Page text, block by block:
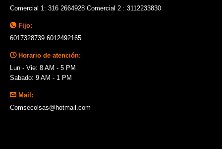
Comercial 1: 316 2664928 Comercial 2 : 3112233830
Fijo:
6017328739 6012492165
Horario de atención:
Lun - Vie: 8 AM - 5 PM
Sabado: 9 AM - 1 PM
Mail:
Comsecolsas@hotmail.com